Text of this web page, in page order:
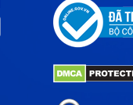
Thông báo
Thông tin chung